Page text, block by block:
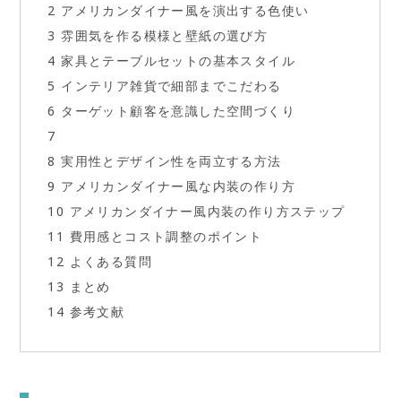
2 アメリカンダイナー風を演出する色使い
3 雰囲気を作る模様と壁紙の選び方
4 家具とテーブルセットの基本スタイル
5 インテリア雑貨で細部までこだわる
6 ターゲット顧客を意識した空間づくり
7
8 実用性とデザイン性を両立する方法
9 アメリカンダイナー風な内装の作り方
10 アメリカンダイナー風内装の作り方ステップ
11 費用感とコスト調整のポイント
12 よくある質問
13 まとめ
14 参考文献